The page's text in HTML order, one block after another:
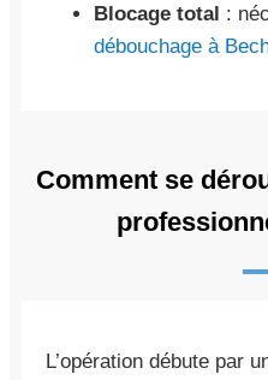
Blocage total :
débouchage à
Comment se
L’opération débute par